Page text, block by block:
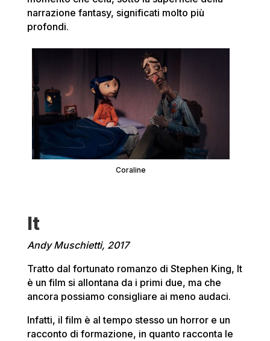
narrazione fantasy, significati molto più
profondi.
Coraline
It
Andy Muschietti, 2017
Tratto dal fortunato romanzo di Stephen King, It
è un film si allontana da i primi due, ma che
ancora possiamo consigliare ai meno audaci.
Infatti, il film è al tempo stesso un horror e un
racconto di formazione, in quanto racconta le